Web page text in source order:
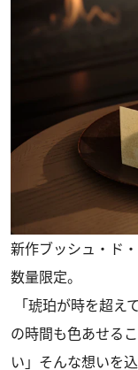
新作ブッシュ・ド
数量限定。
「琥珀が時を超え
の時間も色あせる
い」そんな想いを